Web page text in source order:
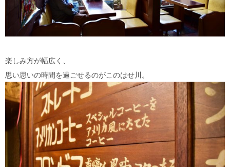
楽しみ方が幅広く、
思い思いの時間を過ごせるのがこのはせ川。